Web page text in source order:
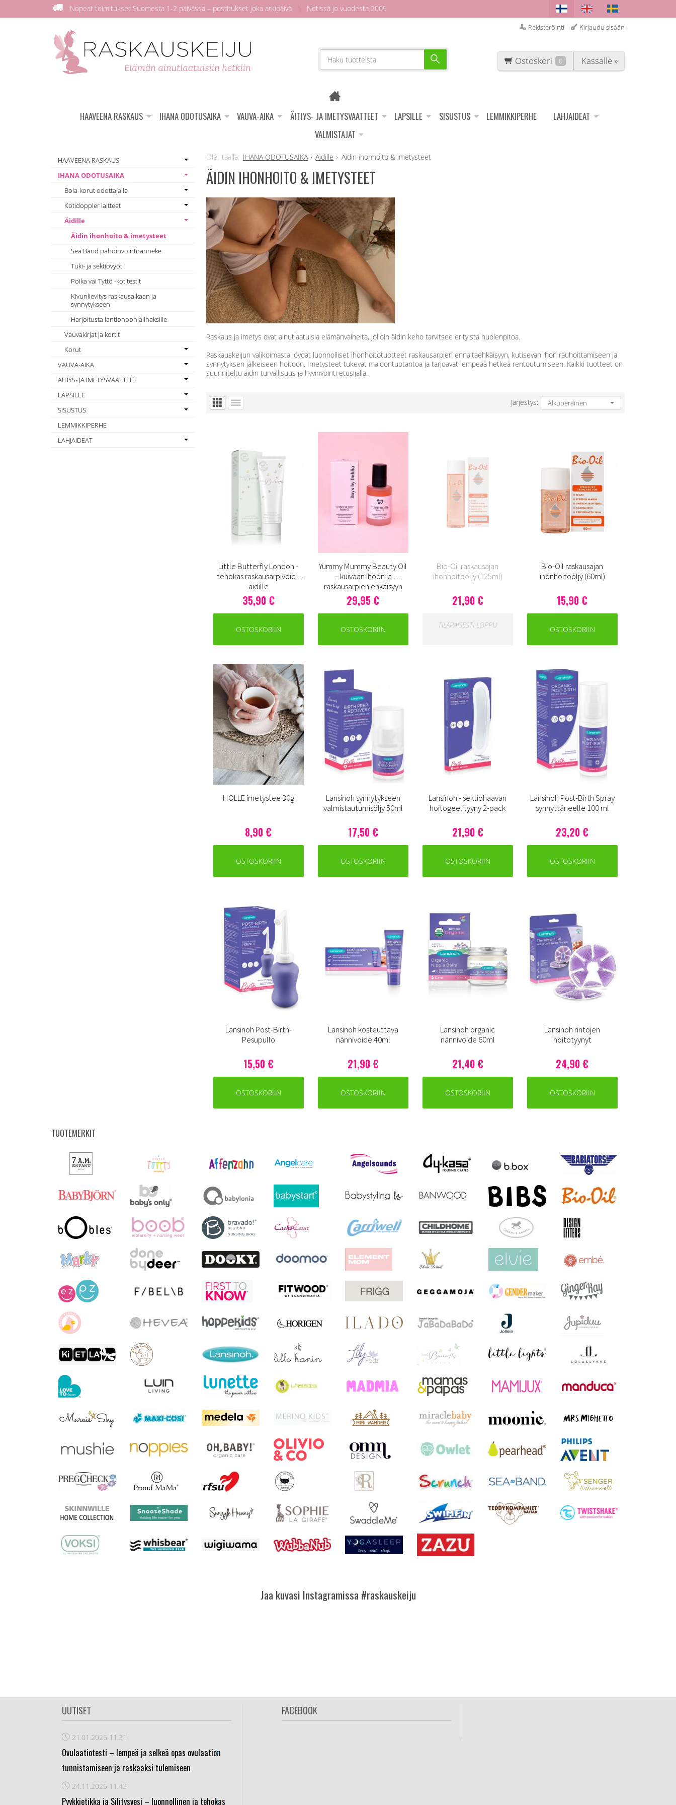
Nopeat toimitukset Suomesta 1-2 päivässä – postitukset joka arkipäivä | Netissä jo vuodesta 2009
Rekisteröinti Kirjaudu sisään
Ostoskori 0 Kassalle »
HAAVEENA RASKAUS IHANA ODOTUSAIKA VAUVA-AIKA ÄITIYS- JA IMETYSVAATTEET LAPSILLE SISUSTUS LEMMIKKIPERHE
LAHJAIDEAT
VALMISTAJAT
IHANA ODOTUSAIKA Äidille Äidin ihonhoito & imetysteet
ÄIDIN IHONHOITO & IMETYSTEET
Raskaus ja imetys ovat ainutlaatuisia elämänvaiheita, jolloin äidin keho tarvitsee erityistä huolenpitoa.
Raskauskeijun valikoimasta löydät luonnolliset ihonhoitotuotteet raskausarpien ennaltaehkäisyyn, kutisevan ihon rauhoittamiseen ja
synnytyksen jälkeiseen hoitoon. Imetysteet tukevat maidontuotantoa ja tarjoavat lempeää hetkeä rentoutumiseen. Kaikki tuotteet on
suunniteltu äidin turvallisuus ja hyvinvointi etusijalla.
Järjestys:
Little Butterfly London -
tehokas raskausarpivoide
äidille
35,90 €
OSTOSKORIIN
Yummy Mummy Beauty Oil
– kuivaan ihoon ja
raskausarpien ehkäisyyn
29,95 €
OSTOSKORIIN
Bio-Oil raskausajan
ihonhoitoöljy (125ml)
21,90 €
TILAPÄISESTI LOPPU
Bio-Oil raskausajan
ihonhoitoöljy (60ml)
15,90 €
OSTOSKORIIN
HOLLE imetystee 30g
8,90 €
OSTOSKORIIN
Lansinoh synnytykseen
valmistautumisöljy 50ml
17,50 €
OSTOSKORIIN
Lansinoh - sektiohaavan
hoitogeelityyny 2-pack
21,90 €
OSTOSKORIIN
Lansinoh Post-Birth Spray
synnyttäneelle 100 ml
23,20 €
OSTOSKORIIN
Lansinoh Post-Birth-
Pesupullo
15,50 €
OSTOSKORIIN
Lansinoh kosteuttava
nännivoide 40ml
21,90 €
OSTOSKORIIN
Lansinoh organic
nännivoide 60ml
21,40 €
OSTOSKORIIN
Lansinoh rintojen
hoitotyynyt
24,90 €
OSTOSKORIIN
HAAVEENA RASKAUS
IHANA ODOTUSAIKA
Bola-korut odottajalle
Kotidoppler laitteet
Äidille
Äidin ihonhoito & imetysteet
Sea Band pahoinvointiranneke
Tuki- ja sektiovyöt
Poika vai Tyttö -kotitestit
Kivunlievitys raskausaikaan ja
synnytykseen
Harjoitusta lantionpohjalihaksille
Vauvakirjat ja kortit
Korut
VAUVA-AIKA
ÄITIYS- JA IMETYSVAATTEET
LAPSILLE
SISUSTUS
LEMMIKKIPERHE
LAHJAIDEAT
TUOTEMERKIT
Jaa kuvasi Instagramissa #raskauskeiju
UUTISET
21.01.2026 11.31
Ovulaatiotesti – lempeä ja selkeä opas ovulaation
tunnistamiseen ja raskaaksi tulemiseen
›
24.11.2025 11.43
Pyykkietikka ja Silitysvesi – luonnollinen ja tehokas
›
FACEBOOK